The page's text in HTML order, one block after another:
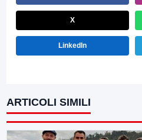
X
LinkedIn
ARTICOLI SIMILI